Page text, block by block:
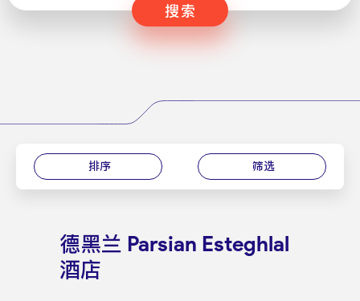
搜索
排序 筛选
德黑兰 Parsian Esteghlal
酒店